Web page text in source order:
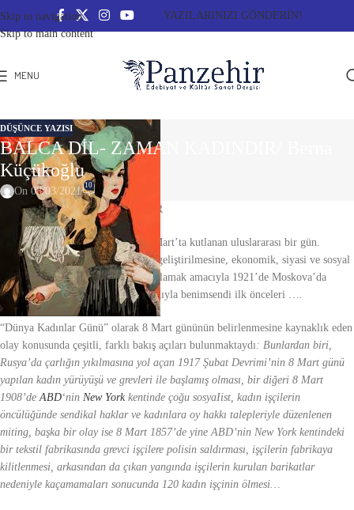
Skip to navigation
Skip to main content
YAZILARINIZI GÖNDERİN!
MENU
DÜŞÜNCE YAZISI
BALCA DİL- ZAMAN KADINDIR/ Berna
Küçükoğlu
On 08/03/2021 10
BALCA DİL/ ZAMAN KADINDIR
Dünya Kadınlar Günüher yıl 8 Mart’ta kutlanan uluslararası bir gün.
Kadınların siyasi/ sosyal bilincinin geliştirilmesine, ekonomik, siyasi ve sosyal
başarılarının kutlanmasına katkı sağlamak amacıyla 1921’de Moskova’da
Dünya Emekçi Kadınlar Günüadıyla benimsendi ilk önceleri …
“Dünya Kadınlar Günü” olarak 8 Mart gününün belirlenmesine kaynaklık eden
olay konusunda çeşitli, farklı bakış açıları bulunmaktaydı : Bunlardan biri,
Rusya’da çarlığın yıkılmasına yol açan 1917 Şubat Devrimi’nin 8 Mart günü
yapılan kadın yürüyüşü ve grevleri ile başlamış olması, bir diğeri 8 Mart
1908’de ABD‘nin New Yorkkentinde çoğu sosyaIist, kadın işçilerin
öncülüğünde sendikal haklar ve kadınlara oy hakkı talepleriyle düzenlenen
miting, başka bir olay ise 8 Mart 1857’de yine ABD’nin New York kentindeki
bir tekstil fabrikasında grevci işçilere polisin saldırması, işçilerin fabrikaya
kilitlenmesi, arkasından da çıkan yangında işçilerin kurulan barikatlar
nedeniyle kaçamamaları sonucunda 120 kadın işçinin ölmesi…